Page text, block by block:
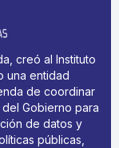
creó al Instituto
una entidad
de coordinar
Gobierno para
de datos y
públicas,